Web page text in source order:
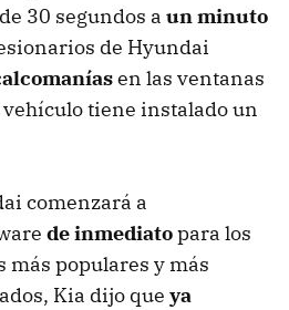
30 segundos a un minuto
de Hyundai
en las ventanas
tiene instalado un
comenzará a
de inmediatopara los
más populares y más
Kia dijo que ya